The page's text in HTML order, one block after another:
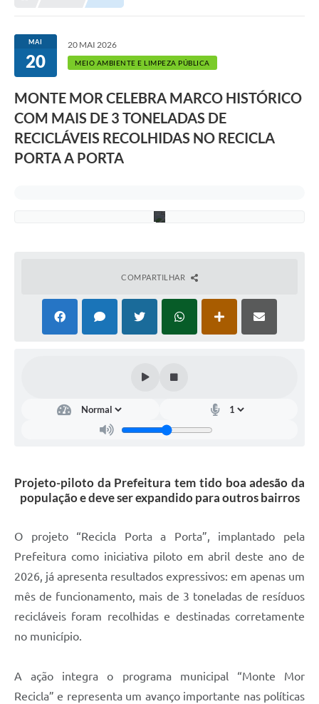
Portal do Cidadão
Links Úteis
A Prefeitura
Ouvidoria
Carta de Serviços
MAI
20
20 MAI 2026
MEIO AMBIENTE E LIMPEZA PÚBLICA
MONTE MOR CELEBRA MARCO HISTÓRICO
COM MAIS DE 3 TONELADAS DE
RECICLÁVEIS RECOLHIDAS NO RECICLA
PORTA A PORTA
e
i
g
n
s
COMPARTILHAR
Projeto-piloto da Prefeitura tem tido boa adesão da
população e deve ser expandido para outros bairros
O projeto “Recicla Porta a Porta”, implantado pela
Prefeitura como iniciativa piloto em abril deste ano de
2026, já apresenta resultados expressivos: em apenas um
mês de funcionamento, mais de 3 toneladas de resíduos
recicláveis foram recolhidas e destinadas corretamente
no município.
A ação integra o programa municipal “Monte Mor
Recicla” e representa um avanço importante nas políticas